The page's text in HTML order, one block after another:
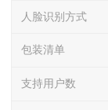
人脸识别方式
包装清单
支持用户数